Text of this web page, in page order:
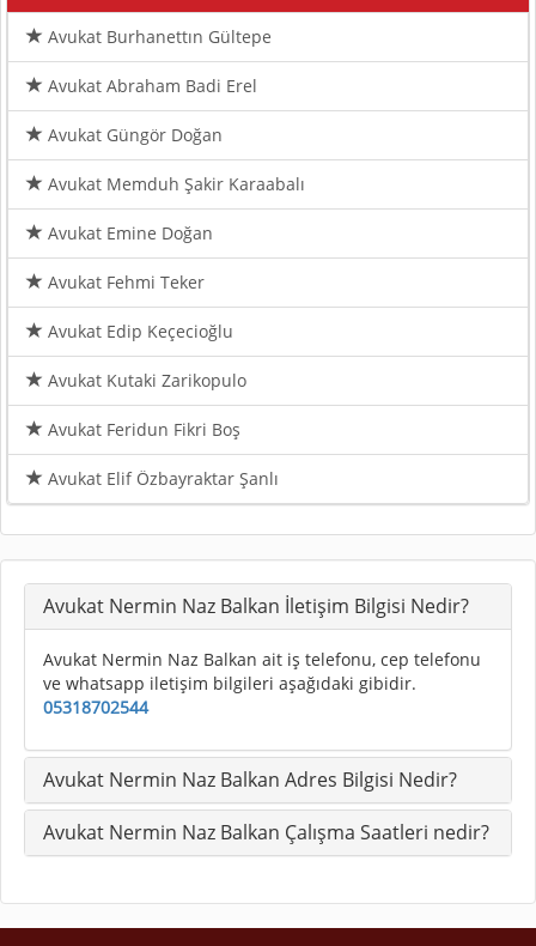
Avukat Burhanettın Gültepe
Avukat Abraham Badi Erel
Avukat Güngör Doğan
Avukat Memduh Şakir Karaabalı
Avukat Emine Doğan
Avukat Fehmi Teker
Avukat Edip Keçecioğlu
Avukat Kutaki Zarikopulo
Avukat Feridun Fikri Boş
Avukat Elif Özbayraktar Şanlı
Avukat Nermin Naz Balkan İletişim Bilgisi Nedir?
Avukat Nermin Naz Balkan ait iş telefonu, cep telefonu
ve whatsapp iletişim bilgileri aşağıdaki gibidir.
05318702544
Avukat Nermin Naz Balkan Adres Bilgisi Nedir?
Avukat Nermin Naz Balkan Çalışma Saatleri nedir?